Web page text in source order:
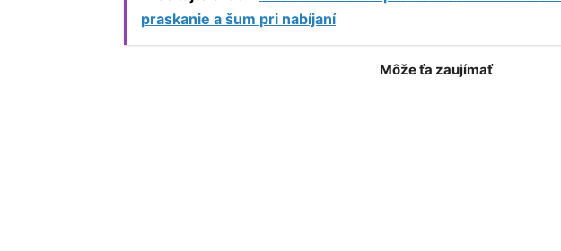
praskanie a šum pri nabíjaní
Môže ťa zaujímať